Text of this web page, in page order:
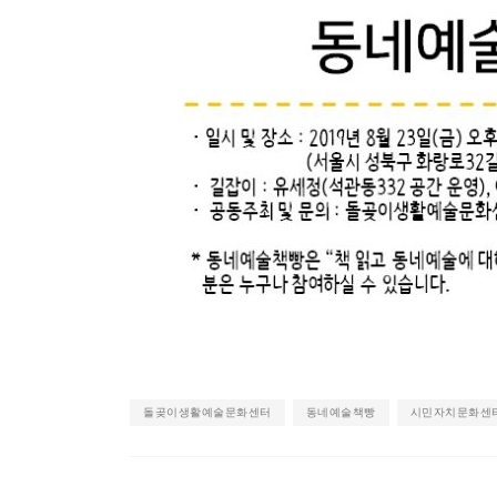
돌곶이생활예술문화센터 동네예술책빵 시민자치문화센